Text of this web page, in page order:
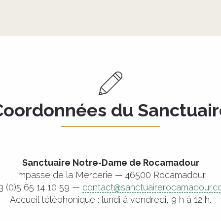
du
Sanctuaire Notre-Dame de Rocamadour
Impasse de la Mercerie — 46500 Rocamadour
(0)5 65 14 10 59 —
Accueil téléphonique : lundi à vendredi, 9 h à 12 h.